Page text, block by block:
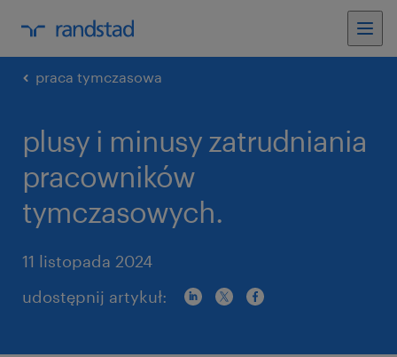
praca tymczasowa
plusy i minusy zatrudniania
pracowników
tymczasowych.
11 listopada 2024
udostępnij artykuł: